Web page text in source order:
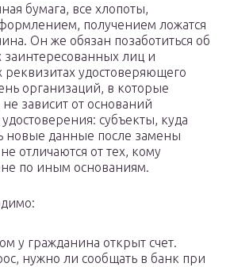
бумага, все хлопоты,
получением ложатся
Он же обязан позаботиться об
лиц и
удостоверяющего
организаций, в которые
зависит от оснований
субъекты, куда
новые данные после замены
отличаются от тех, кому
по иным основаниям.
у гражданина открыт счет.
нужно ли сообщать в банк при